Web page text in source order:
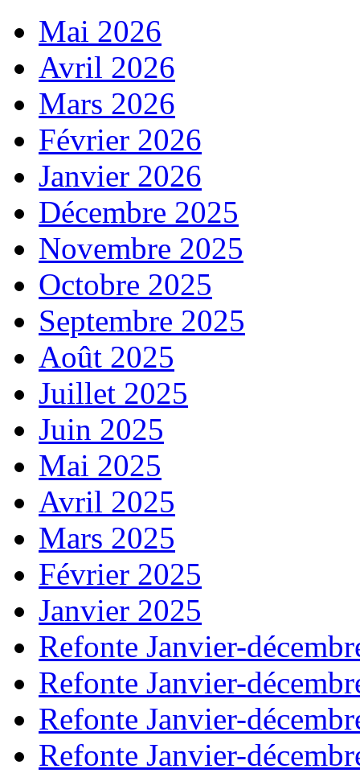
Mai 2026
Avril 2026
Mars 2026
Février 2026
Janvier 2026
Décembre 2025
Novembre 2025
Octobre 2025
Septembre 2025
Août 2025
Juillet 2025
Juin 2025
Mai 2025
Avril 2025
Mars 2025
Février 2025
Janvier 2025
Refonte Janvier-
Refonte Janvier-
Refonte Janvier-
Refonte Janvier-